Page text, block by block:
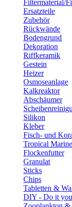
Filtermaterial/
Ersatzteile
Zubehör
Rückwände
Bodengrund
Dekoration
Riffkeramik
Gestein
Heizer
Osmoseanlage
Kalkreaktor
Abschäumer
Silikon
Kleber
Fisch- und
Tropical
Flockenfutter
Granulat
Sticks
Chips
Tabletten &
DIY - Do it